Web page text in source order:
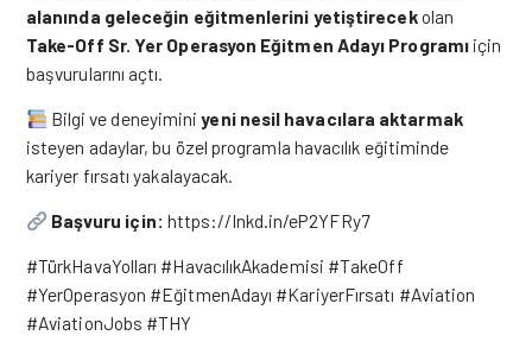
alanında geleceğin eğitmenlerini yetiştirecekolan
Take-Off Sr. Yer Operasyon Eğitmen Adayı Programıiçin
başvurularını açtı.
Bilgi ve deneyiminiyeni nesil havacılara aktarmak
isteyen adaylar, bu özel programla havacılık eğitiminde
kariyer fırsatı yakalayacak.
Başvuru için: https://lnkd.in/eP2YFRy7
#TürkHavaYolları #HavacılıkAkademisi #TakeOff
#YerOperasyon #EğitmenAdayı #KariyerFırsatı #Aviation
#AviationJobs #THY